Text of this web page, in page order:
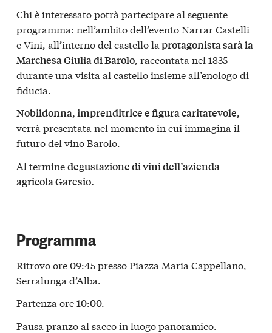
Chi è interessato potrà partecipare al seguente
programma: nell’ambito dell’evento Narrar Castelli
e Vini, all’interno del castello la protagonista sarà la
Marchesa Giulia di Barolo , raccontata nel 1835
durante una visita al castello insieme all’enologo di
fiducia.
Nobildonna, imprenditrice e figura caritatevole,
verrà presentata nel momento in cui immagina il
futuro del vino Barolo.
Al terminedegustazione di vini dell’azienda
agricola Garesio.
Programma
Ritrovo ore 09:45 presso Piazza Maria Cappellano,
Serralunga d’Alba.
Partenza ore 10:00.
Pausa pranzo al sacco in luogo panoramico.